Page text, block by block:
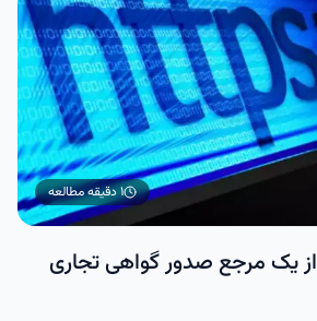
۱ دقیقه مطالعه
نصب گواهی SSL از یک مرجع صدور گواهی تجاری